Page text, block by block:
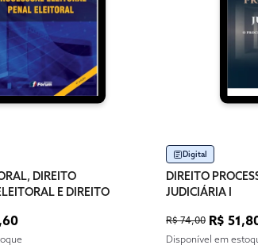
DIREITO
E DIREITO
Digital
DIREITO
JUDICIÁRIA I
R$ 74,00 R$
Disponível em